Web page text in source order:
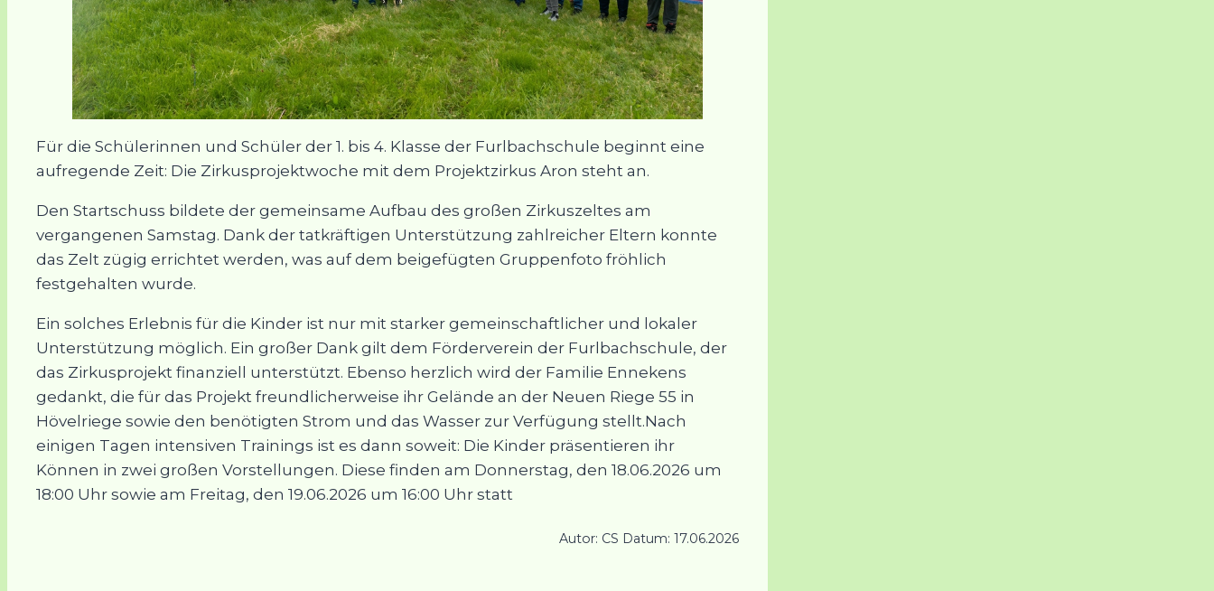
Für die Schülerinnen und Schüler der 1. bis 4. Klasse der Furlbachschule beginnt eine
aufregende Zeit: Die Zirkusprojektwoche mit dem Projektzirkus Aron steht an.
Den Startschuss bildete der gemeinsame Aufbau des großen Zirkuszeltes am
vergangenen Samstag. Dank der tatkräftigen Unterstützung zahlreicher Eltern konnte
das Zelt zügig errichtet werden, was auf dem beigefügten Gruppenfoto fröhlich
festgehalten wurde.
Ein solches Erlebnis für die Kinder ist nur mit starker gemeinschaftlicher und lokaler
Unterstützung möglich. Ein großer Dank gilt dem Förderverein der Furlbachschule, der
das Zirkusprojekt finanziell unterstützt. Ebenso herzlich wird der Familie Ennekens
gedankt, die für das Projekt freundlicherweise ihr Gelände an der Neuen Riege 55 in
Hövelriege sowie den benötigten Strom und das Wasser zur Verfügung stellt.Nach
einigen Tagen intensiven Trainings ist es dann soweit: Die Kinder präsentieren ihr
Können in zwei großen Vorstellungen. Diese finden am Donnerstag, den 18.06.2026 um
18:00 Uhr sowie am Freitag, den 19.06.2026 um 16:00 Uhr statt
Autor: CS Datum: 17.06.2026